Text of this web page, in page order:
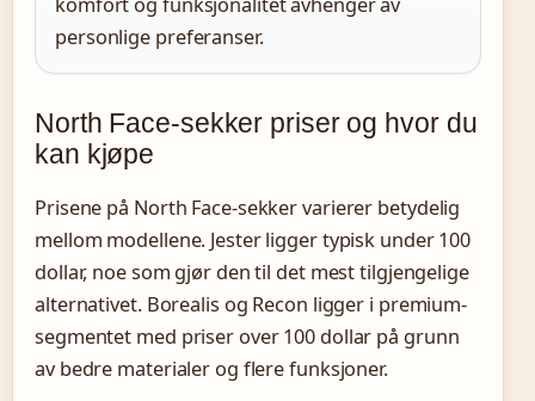
personlige preferanser.
North Face-sekker priser og hvor du
kan kjøpe
Prisene på North Face-sekker varierer betydelig
mellom modellene. Jester ligger typisk under 100
dollar, noe som gjør den til det mest tilgjengelige
alternativet. Borealis og Recon ligger i premium-
segmentet med priser over 100 dollar på grunn
av bedre materialer og flere funksjoner.